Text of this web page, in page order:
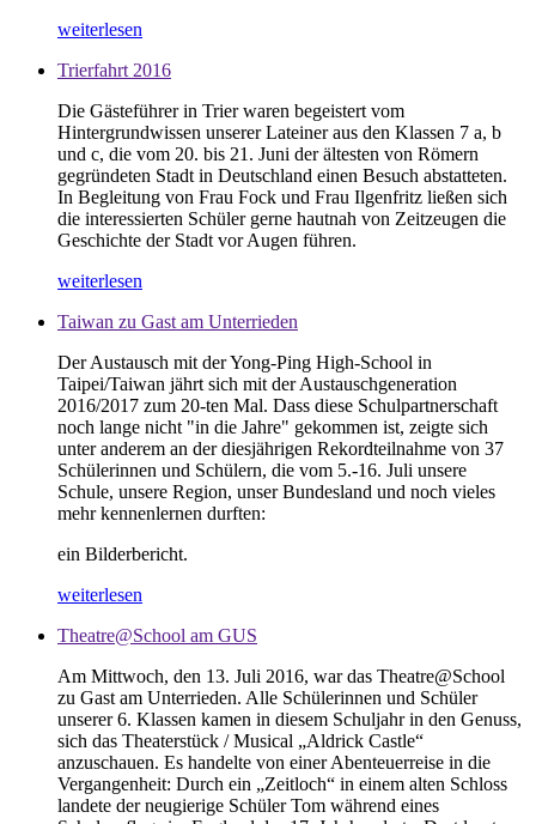
weiterlesen
Trierfahrt 2016
Die Gästeführer in Trier waren begeistert vom
Hintergrundwissen unserer Lateiner aus den Klassen 7 a, b
und c, die vom 20. bis 21. Juni der ältesten von Römern
gegründeten Stadt in Deutschland einen Besuch abstatteten.
In Begleitung von Frau Fock und Frau Ilgenfritz ließen sich
die interessierten Schüler gerne hautnah von Zeitzeugen die
Geschichte der Stadt vor Augen führen.
weiterlesen
Taiwan zu Gast am Unterrieden
Der Austausch mit der Yong-Ping High-School in
Taipei/Taiwan jährt sich mit der Austauschgeneration
2016/2017 zum 20-ten Mal. Dass diese Schulpartnerschaft
noch lange nicht "in die Jahre" gekommen ist, zeigte sich
unter anderem an der diesjährigen Rekordteilnahme von 37
Schülerinnen und Schülern, die vom 5.-16. Juli unsere
Schule, unsere Region, unser Bundesland und noch vieles
mehr kennenlernen durften:
ein Bilderbericht.
weiterlesen
Theatre@School am GUS
Am Mittwoch, den 13. Juli 2016, war das Theatre@School
zu Gast am Unterrieden. Alle Schülerinnen und Schüler
unserer 6. Klassen kamen in diesem Schuljahr in den Genuss,
sich das Theaterstück / Musical „Aldrick Castle“
anzuschauen. Es handelte von einer Abenteuerreise in die
Vergangenheit: Durch ein „Zeitloch“ in einem alten Schloss
landete der neugierige Schüler Tom während eines